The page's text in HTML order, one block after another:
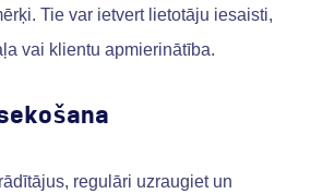
Tie var ietvert lietotāju iesaisti,
vai klientu apmierinātība.
regulāri uzraugiet un